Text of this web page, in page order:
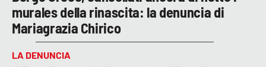
murales della rinascita: la denuncia di
Mariagrazia Chirico
LA DENUNCIA